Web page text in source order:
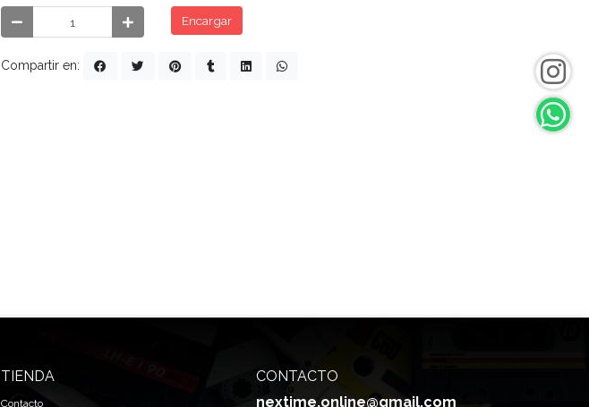
Encargar
Compartir en:
TIENDA
Contacto
CONTACTO
nextime.online@gmail.com